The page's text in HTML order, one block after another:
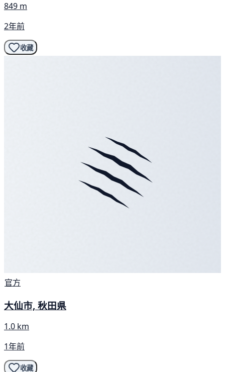
849 m
2年前
收藏
官方
大仙市, 秋田県
1.0 km
1年前
收藏